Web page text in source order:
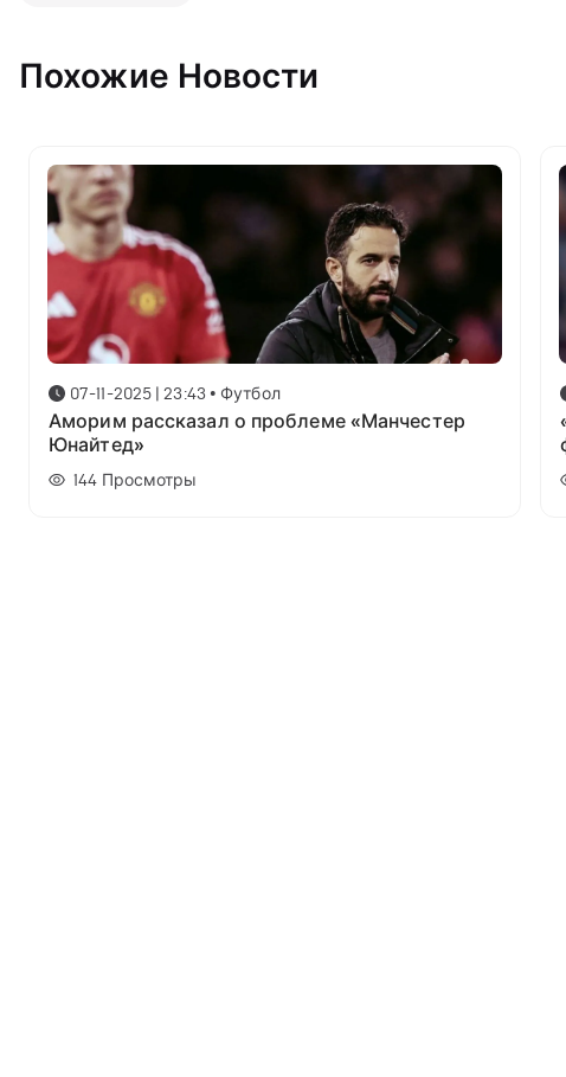
Похожие Новости
07-11-2025 | 23:43 • Футбол
Аморим рассказал о проблеме «Манчестер
Юнайтед»
144 Просмотры